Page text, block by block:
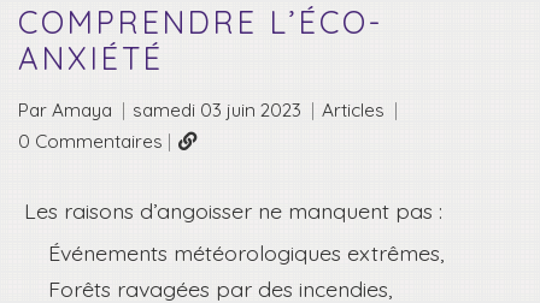
COMPRENDRE L’ÉCO-
ANXIÉTÉ
Par Amaya | samedi 03 juin 2023 | Articles |
0 Commentaires |
Les raisons d’angoisser ne manquent pas :
Événements météorologiques extrêmes,
Forêts ravagées par des incendies,